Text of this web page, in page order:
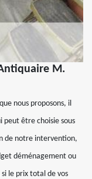
M.
nous proposons, il
être choisie sous
de notre intervention,
déménagement ou
le prix total de vos